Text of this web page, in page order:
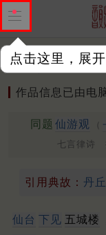
点击这里，展
作品 标注四声
作品信息已由电
同题 仙游观 （
七言律诗
引用典故： 丹丘
仙台 下见 五城楼